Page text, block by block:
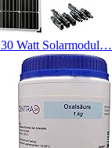
Watt Solarmodul…